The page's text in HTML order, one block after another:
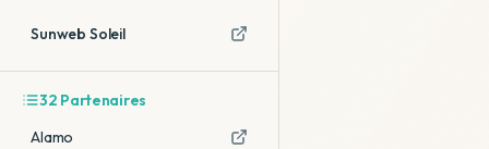
Sunweb Soleil
32 Partenaires
Alamo